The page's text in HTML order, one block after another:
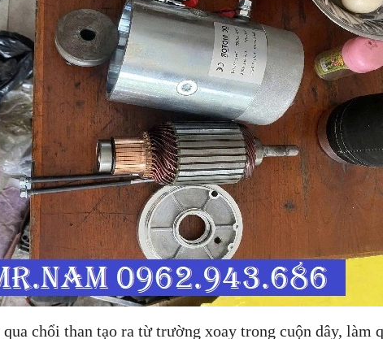
chổi than tạo ra từ trường xoay trong cuộn dây, làm